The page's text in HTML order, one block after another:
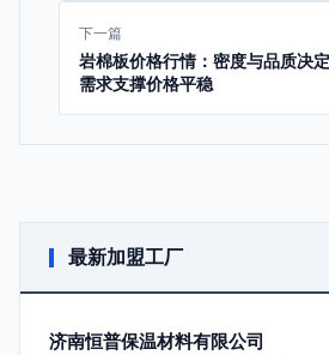
下一篇
岩棉板价格行情：密度与品质决
需求支撑价格平稳
最新加盟工厂
济南恒普保温材料有限公司